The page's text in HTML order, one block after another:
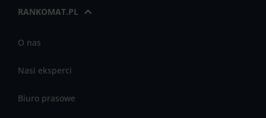
RANKOMAT.PL
O nas
Nasi eksperci
Biuro prasowe